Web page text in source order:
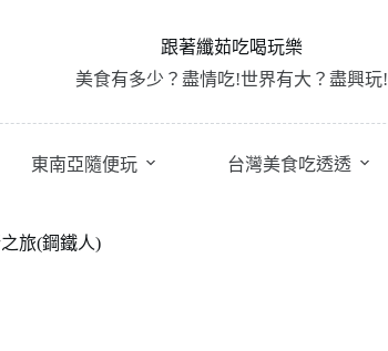
跟著纖茹吃喝玩樂
美食有多少？盡情吃!世界有大？盡興玩!
東南亞隨便玩 台灣美食吃透透
旅(鋼鐵人)